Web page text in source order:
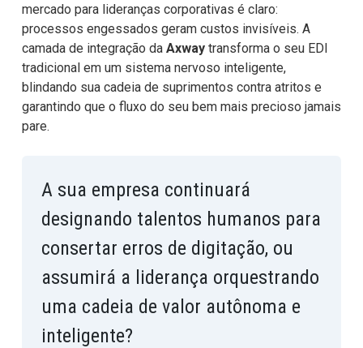
mercado para lideranças corporativas é claro:
processos engessados geram custos invisíveis. A
camada de integração da Axwaytransforma o seu EDI
tradicional em um sistema nervoso inteligente,
blindando sua cadeia de suprimentos contra atritos e
garantindo que o fluxo do seu bem mais precioso jamais
pare.
A sua empresa continuará
designando talentos humanos para
consertar erros de digitação, ou
assumirá a liderança orquestrando
uma cadeia de valor autônoma e
inteligente?